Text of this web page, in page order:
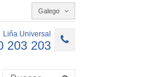
Galego
Liña Universal
203 203